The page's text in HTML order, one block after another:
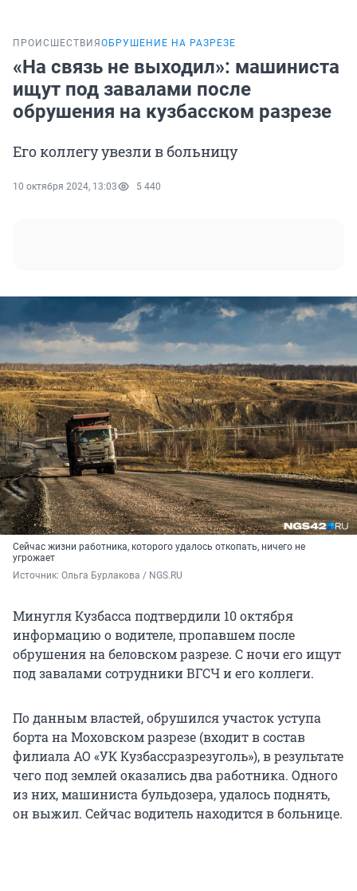
ПРОИСШЕСТВИЯ ОБРУШЕНИЕ НА РАЗРЕЗЕ
«На связь не выходил»: машиниста
ищут под завалами после
обрушения на кузбасском разрезе
Его коллегу увезли в больницу
10 октября 2024, 13:03 5 440
Сейчас жизни работника, которого удалось откопать, ничего не
угрожает
Источник: Ольга Бурлакова / NGS.RU
Минугля Кузбасса подтвердили 10 октября
информацию о водителе, пропавшем после
обрушения на беловском разрезе. С ночи его ищут
под завалами сотрудники ВГСЧ и его коллеги.
По данным властей, обрушился участок уступа
борта на Моховском разрезе (входит в состав
филиала АО «УК Кузбассразрезуголь»), в результате
чего под землей оказались два работника. Одного
из них, машиниста бульдозера, удалось поднять,
он выжил. Сейчас водитель находится в больнице.